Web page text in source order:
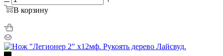
В корзину